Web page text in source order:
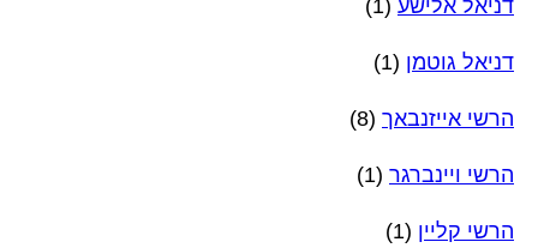
דניאל אלישע (1)
דניאל גוטמן (1)
הרשי אייזנבאך (8)
הרשי ויינברגר (1)
הרשי קליין (1)